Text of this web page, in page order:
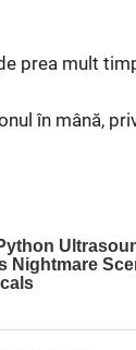
prea mult
în mână,